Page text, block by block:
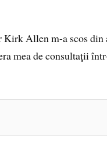
Kirk Allen m-a scos din
mea de consultaţii